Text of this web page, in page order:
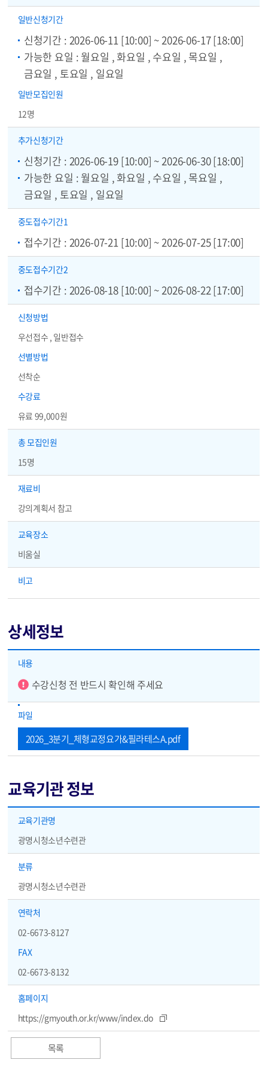
일반신청기간
신청기간 : 2026-06-11 [10:00] ~ 2026-06-17 [18:00]
가능한 요일 : 월요일 , 화요일 , 수요일 , 목요일 ,
금요일 , 토요일 , 일요일
일반모집인원
12명
추가신청기간
신청기간 : 2026-06-19 [10:00] ~ 2026-06-30 [18:00]
가능한 요일 : 월요일 , 화요일 , 수요일 , 목요일 ,
금요일 , 토요일 , 일요일
중도접수기간1
접수기간 : 2026-07-21 [10:00] ~ 2026-07-25 [17:00]
중도접수기간2
접수기간 : 2026-08-18 [10:00] ~ 2026-08-22 [17:00]
신청방법
우선접수 , 일반접수
선별방법
선착순
수강료
유료 99,000원
총 모집인원
15명
재료비
강의계획서 참고
교육장소
비움실
비고
상세정보
내용
수강신청 전 반드시 확인해 주세요
파일
2026_3분기_체형교정요가&필라테스A.pdf
교육기관 정보
교육기관명
광명시청소년수련관
분류
광명시청소년수련관
연락처
02-6673-8127
FAX
02-6673-8132
홈페이지
https://gmyouth.or.kr/www/index.do
목록